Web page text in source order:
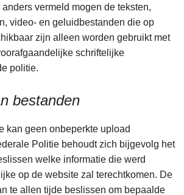
vermeld mogen de teksten,
video- en geluidbestanden die op
zijn alleen worden gebruikt met
schriftelijke
politie.
bestanden
kan geen onbeperkte upload
Politie behoudt zich bijgevolg het
welke informatie die werd
op de website zal terechtkomen. De
te allen tijde beslissen om bepaalde